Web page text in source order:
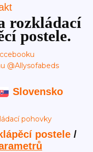
rozkládací
postele.
Slovensko
postele/